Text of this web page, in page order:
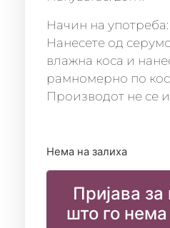
Начин на употреба:
Нанесете од
влажна коса и
рамномерно по
Производот не се
Нема на залиха
Пријава
што го